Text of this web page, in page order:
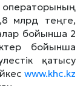
млрд теңге,
бойынша 2
бойынша
қатысу
www.khc.kz